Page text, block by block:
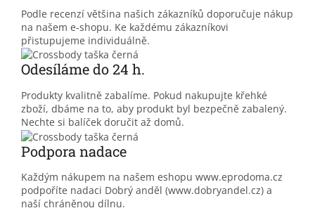
Podle recenzí většina našich zákazníků doporučuje nákup
na našem e-shopu. Ke každému zákazníkovi
přistupujeme individuálně.
Odesíláme do 24 h.
Produkty kvalitně zabalíme. Pokud nakupujte křehké
zboží, dbáme na to, aby produkt byl bezpečně zabalený.
Nechte si balíček doručit až domů.
Podpora nadace
Každým nákupem na našem eshopu www.eprodoma.cz
podpoříte nadaci Dobrý anděl (www.dobryandel.cz) a
naší chráněnou dílnu.